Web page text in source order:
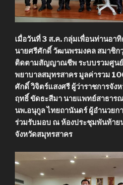
เมื่อวันที่ 3 ส.ค. กลุ่มเพื่อนท่านอ
นายศรีศักดิ์ วัฒนพรมงคล สมาชิก
ติดตามสัญญาณชีพ ระบบรวมศูนย์
พยาบาลสมุทรสาคร มูลค่ารวม
ศักดิ์ วิจิตร์แสงศรี ผู้ว่าราชการจัง
ฤทธิ์ ขัดธะสีมา นายแพทย์สาธาร
นพ.อนุกูล ไทยถานันดร์ ผู้อำนวยก
ร่วมรับมอบ ณ ห้องประชุมพันท้าย
จังหวัดสมุทรสาคร